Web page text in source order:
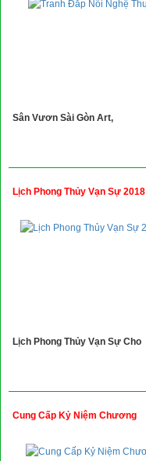
Sân Vươn Sài Gòn Art,
Lịch Phong Thủy Vạn Sự 2018
Lịch Phong Thủy Vạn Sự Cho
Cung Cấp Kỷ Niệm Chương